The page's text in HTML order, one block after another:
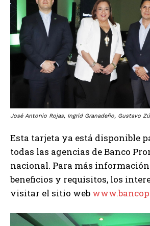
José Antonio Rojas, Ingrid Granadeño, Gustavo
Esta tarjeta ya está disponible
todas las agencias de Banco
nacional. Para más información
beneficios y requisitos, los
visitar el sitio web